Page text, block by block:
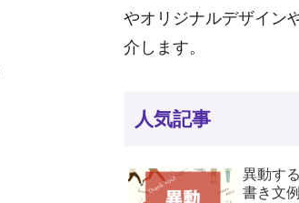
やオリジナルデザイン
介します。
人気記事
異動す
書き文